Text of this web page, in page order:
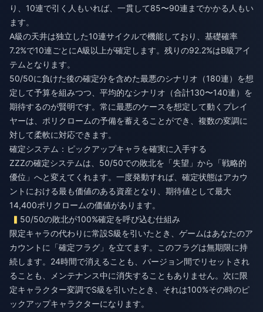
り、10連で引く人もいれば、一貫して85〜90連までかかる人もい
ます。
A級の天井は独立した10連サイクルで機能しており、基礎確率
7.2%で10連ごとにA級以上が確定します。残りの92.2%はB級アイ
テムとなります。
50/50に負けた後の確定分を含めた最悪のシナリオ（180連）を想
定して予算を組みつつ、平均的なシナリオ（合計130〜140連）を
期待するのが賢明です。常に最悪のケースを想定して動くプレイ
ヤーは、ポリクロームの予備を蓄えることができ、複数の変調に
対して柔軟に対応できます。
確定システム：ピックアップキャラを確実に入手する
ZZZの確定システムは、50/50での敗北を「失望」から「戦略的
優位」へと変えてくれます。一度発動すれば、確定状態はアカウ
ントにおける最も価値のある資産となり、期待値として最大
14,400ポリクロームの価値があります。
50/50の敗北が100%確定を呼び込む仕組み
限定キャラの代わりに常設S級を引いたとき、ゲームはあなたのア
カウントに「確定フラグ」を立てます。このフラグは無期限に持
続します。24時間で消えることも、バージョン間でリセットされ
ることも、メンテナンス中に消失することもありません。次に限
定キャラクター変調でS級を引いたとき、それは100%その時のピ
ックアップキャラクターになります。